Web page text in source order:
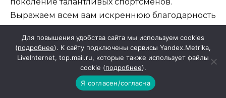
Выражаем всем вам искреннюю благодарность
различных спортивных соревнованиях, за
большой вклад в приобщение молодого
поколения к здоровому образу жизни.
Для повышения удобства сайта мы используем cookies
(подробнее). К сайту подключены сервисы Yandex.Metrika,
LiveInternet, top.mail.ru, которые также использует файлы
cookie (подробнее).
Я согласен/согласна